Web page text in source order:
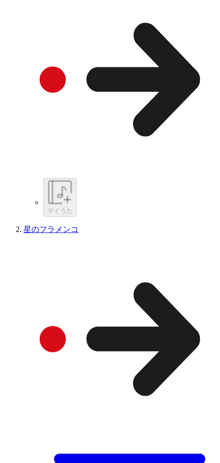
マイうた
星のフラメンコ